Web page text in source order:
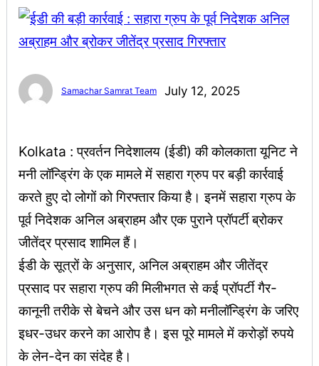
Samachar Samrat Team July 12, 2025
Kolkata : प्रवर्तन निदेशालय (ईडी) की कोलकाता यूनिट ने
मनी लॉन्ड्रिंग के एक मामले में सहारा ग्रुप पर बड़ी कार्रवाई
करते हुए दो लोगों को गिरफ्तार किया है। इनमें सहारा ग्रुप के
पूर्व निदेशक अनिल अब्राहम और एक पुराने प्रॉपर्टी ब्रोकर
जीतेंद्र प्रसाद शामिल हैं।
ईडी के सूत्रों के अनुसार, अनिल अब्राहम और जीतेंद्र
प्रसाद पर सहारा ग्रुप की मिलीभगत से कई प्रॉपर्टी गैर-
कानूनी तरीके से बेचने और उस धन को मनीलॉन्ड्रिंग के जरिए
इधर-उधर करने का आरोप है। इस पूरे मामले में करोड़ों रुपये
के लेन-देन का संदेह है।